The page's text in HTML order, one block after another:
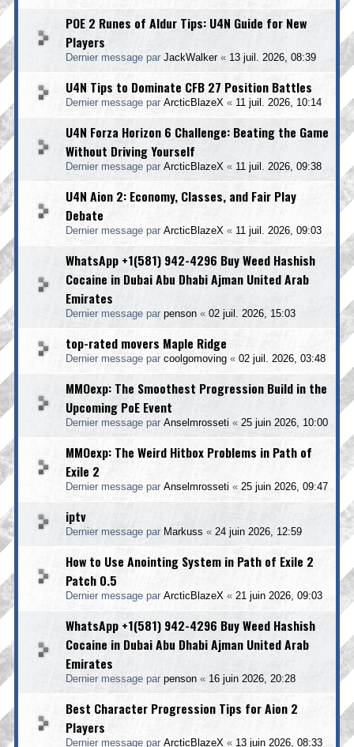
POE 2 Runes of Aldur Tips: U4N Guide for New
Players
Dernier message par JackWalker« 13 juil. 2026, 08:39
U4N Tips to Dominate CFB 27 Position Battles
Dernier message par ArcticBlazeX « 11 juil. 2026, 10:14
U4N Forza Horizon 6 Challenge: Beating the Game
Without Driving Yourself
Dernier message par ArcticBlazeX « 11 juil. 2026, 09:38
U4N Aion 2: Economy, Classes, and Fair Play
Debate
Dernier message par ArcticBlazeX « 11 juil. 2026, 09:03
WhatsApp +1(581) 942-4296 Buy Weed Hashish
Cocaine in Dubai Abu Dhabi Ajman United Arab
Emirates
Dernier message par penson « 02 juil. 2026, 15:03
top-rated movers Maple Ridge
Dernier message par coolgomoving « 02 juil. 2026, 03:48
MMOexp: The Smoothest Progression Build in the
Upcoming PoE Event
Dernier message par Anselmrosseti « 25 juin 2026, 10:00
MMOexp: The Weird Hitbox Problems in Path of
Exile 2
Dernier message par Anselmrosseti « 25 juin 2026, 09:47
iptv
Dernier message par Markuss « 24 juin 2026, 12:59
How to Use Anointing System in Path of Exile 2
Patch 0.5
Dernier message par ArcticBlazeX « 21 juin 2026, 09:03
WhatsApp +1(581) 942-4296 Buy Weed Hashish
Cocaine in Dubai Abu Dhabi Ajman United Arab
Emirates
Dernier message par penson « 16 juin 2026, 20:28
Best Character Progression Tips for Aion 2
Players
Dernier message par ArcticBlazeX « 13 juin 2026, 08:33